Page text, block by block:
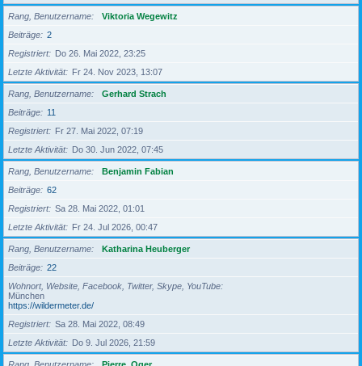
Rang, Benutzername
Viktoria Wegewitz
Beiträge
2
Registriert
Do 26. Mai 2022, 23:25
Letzte Aktivität
Fr 24. Nov 2023, 13:07
Rang, Benutzername
Gerhard Strach
Beiträge
11
Registriert
Fr 27. Mai 2022, 07:19
Letzte Aktivität
Do 30. Jun 2022, 07:45
Rang, Benutzername
Benjamin Fabian
Beiträge
62
Registriert
Sa 28. Mai 2022, 01:01
Letzte Aktivität
Fr 24. Jul 2026, 00:47
Rang, Benutzername
Katharina Heuberger
Beiträge
22
Wohnort, Website, Facebook, Twitter, Skype, YouTube
München
https://wildermeter.de/
Registriert
Sa 28. Mai 2022, 08:49
Letzte Aktivität
Do 9. Jul 2026, 21:59